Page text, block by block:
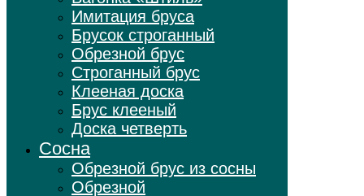
Имитация бруса
Брусок строганный
Обрезной брус
Строганный брус
Клееная доска
Брус клееный
Доска четверть
Сосна
Обрезной брус из сосны
Обрезной